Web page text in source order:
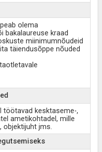
olema
bakalaureuse kraad
miinimumnõudeid
täiendusõppe nõuded
töötavad kesktaseme-,
ametikohtadel, mille
objektijuht jms.